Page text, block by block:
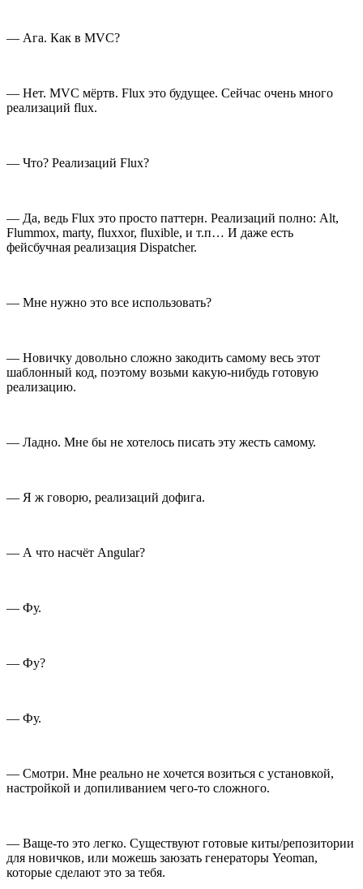
— Ага. Как в MVC?
— Нет. MVC мёртв. Flux это будущее. Сейчас очень много
реализаций flux.
— Что? Реализаций Flux?
— Да, ведь Flux это просто паттерн. Реализаций полно: Alt,
Flummox, marty, fluxxor, fluxible, и т.п… И даже есть
фейсбучная реализация Dispatcher.
— Мне нужно это все использовать?
— Новичку довольно сложно закодить самому весь этот
шаблонный код, поэтому возьми какую-нибудь готовую
реализацию.
— Ладно. Мне бы не хотелось писать эту жесть самому.
— Я ж говорю, реализаций дофига.
— А что насчёт Angular?
— Фу.
— Фу?
— Фу.
— Смотри. Мне реально не хочется возиться с установкой,
настройкой и допиливанием чего-то сложного.
— Ваще-то это легко. Существуют готовые киты/репозитории
для новичков, или можешь заюзать генераторы Yeoman,
которые сделают это за тебя.